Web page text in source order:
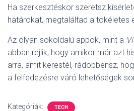
Ha szerkesztéskor szeretsz
határokat, megtaláltad a tökéletes
Az olyan sokoldalú appok, mint a
abban rejlik, hogy amikor már azt
arra, amit kerestél, rádöbbensz,
a felfedezésre váró lehetőségek
Kategóriák: TECH